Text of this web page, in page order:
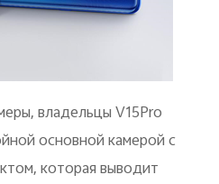
владельцы V15Pro
основной камерой с
которая выводит